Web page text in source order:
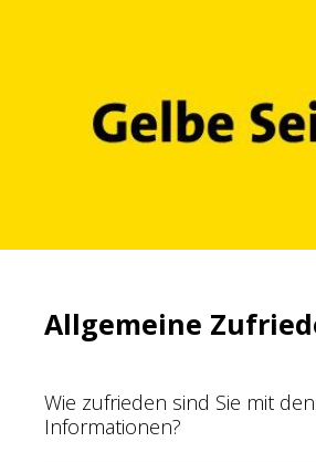
Allgemeine
Wie zufrieden sind Sie mit
Informationen?